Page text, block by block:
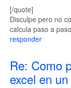
[/quote]
Disculpe pero no
calcula paso a
responder
Re: Como
excel en